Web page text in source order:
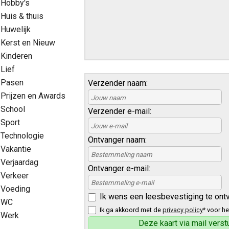
Hobby's
Huis & thuis
Huwelijk
Kerst en Nieuw
Kinderen
Lief
Pasen
Prijzen en Awards
School
Sport
Technologie
Vakantie
Verjaardag
Verkeer
Voeding
WC
Werk
Verzender naam:
Verzender e-mail:
Ontvanger naam:
Ontvanger e-mail:
Ik wens een leesbevestiging te
Ik ga akkoord met deprivacy policy* voor